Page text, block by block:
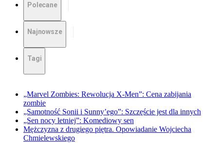
Polecane
Najnowsze
Tagi
„Marvel Zombies: Rewolucja X-Men”: Cena zabijania
zombie
„Samotność Sonii i Sunny’ego”: Szczęście jest dla innych
„Sen nocy letniej”: Komediowy sen
Mężczyzna z drugiego piętra. Opowiadanie Wojciecha
Chmielewskiego